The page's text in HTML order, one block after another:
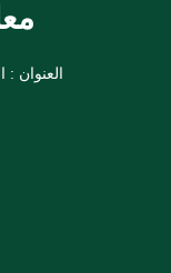
العنوان :